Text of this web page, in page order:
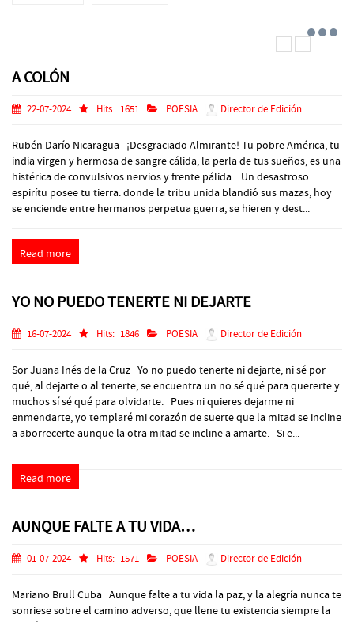
A COLÓN
22-07-2024 Hits: 1651 POESIA Director de Edición
Rubén Darío Nicaragua ¡Desgraciado Almirante! Tu pobre América, tu
india virgen y hermosa de sangre cálida, la perla de tus sueños, es una
histérica de convulsivos nervios y frente pálida. Un desastroso
espirítu posee tu tierra: donde la tribu unida blandió sus mazas, hoy
se enciende entre hermanos perpetua guerra, se hieren y dest...
Read more
YO NO PUEDO TENERTE NI DEJARTE
16-07-2024 Hits: 1846 POESIA Director de Edición
Sor Juana Inés de la Cruz Yo no puedo tenerte ni dejarte, ni sé por
qué, al dejarte o al tenerte, se encuentra un no sé qué para quererte y
muchos sí sé qué para olvidarte. Pues ni quieres dejarme ni
enmendarte, yo templaré mi corazón de suerte que la mitad se incline
a aborrecerte aunque la otra mitad se incline a amarte. Si e...
Read more
AUNQUE FALTE A TU VIDA…
01-07-2024 Hits: 1571 POESIA Director de Edición
Mariano Brull Cuba Aunque falte a tu vida la paz, y la alegría nunca te
sonriese sobre el camino adverso, que llene tu existencia siempre la